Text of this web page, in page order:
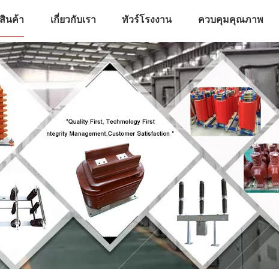
สินค้า เกี่ยวกับเรา ทัวร์โรงงาน ควบคุมคุณภาพ